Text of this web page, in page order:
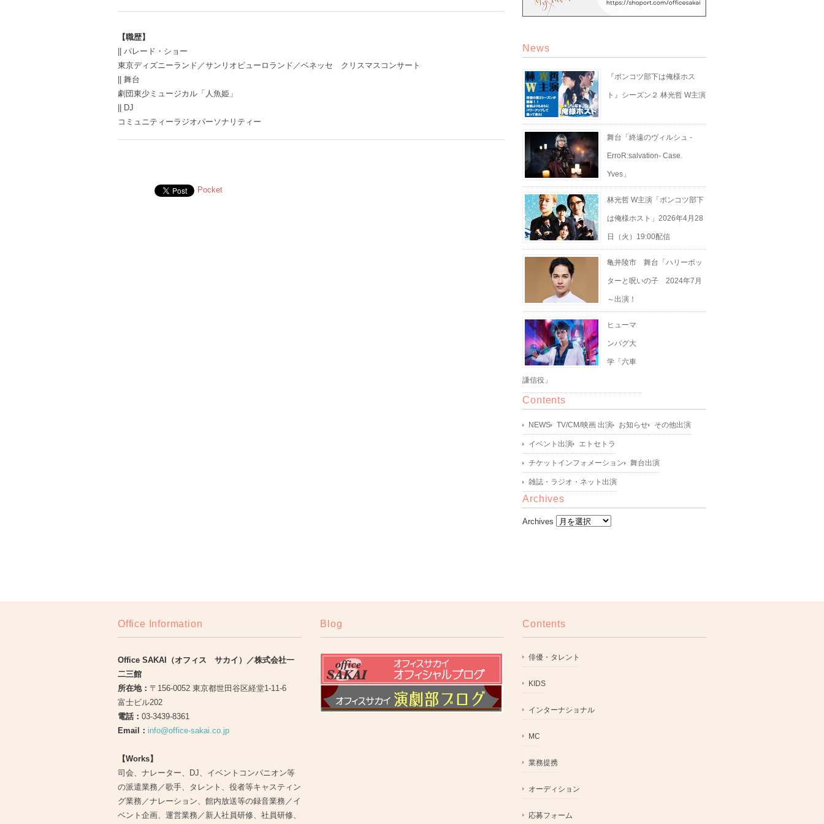
【職歴】
|| パレード・ショー
東京ディズニーランド／サンリオピューロランド／ベネッセ クリスマスコンサート
|| 舞台
劇団東少ミュージカル「人魚姫」
|| DJ
コミュニティーラジオパーソナリティー
Pocket
News
『ポンコツ部下は俺様ホス
ト』シーズン２ 林光哲 W主演
舞台「終遠のヴィルシュ -
ErroR:salvation- Case.
Yves」
林光哲 W主演「ポンコツ部下
は俺様ホスト」2026年4月28
日（火）19:00配信
亀井陵市 舞台「ハリーポッ
ターと呪いの子 2024年7月
～出演！
ヒューマ
ンバグ大
学「六車
謙信役」
Contents
NEWS TV/CM/映画 出演 お知らせ その他出演
イベント出演 エトセトラ
チケットインフォメーション 舞台出演
雑誌・ラジオ・ネット出演
Archives
Archives
Office Information
Office SAKAI（オフィス サカイ）／株式会社一
二三館
所在地： 〒156-0052 東京都世田谷区経堂1-11-6
富士ビル202
電話： 03-3439-8361
Email： info@office-sakai.co.jp
【Works】
司会、ナレーター、DJ、イベントコンパニオン等
の派遣業務／歌手、タレント、役者等キャスティン
グ業務／ナレーション、館内放送等の録音業務／イ
ベント企画、運営業務／新人社員研修、社員研修、
Blog Contents
俳優・タレント
KIDS
インターナショナル
MC
業務提携
オーディション
応募フォーム